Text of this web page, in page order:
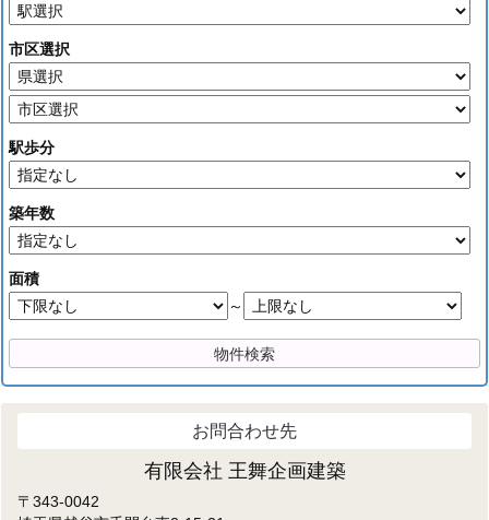
市区選択
駅歩分
築年数
面積
～
お問合わせ先
有限会社 王舞企画建築
〒343-0042